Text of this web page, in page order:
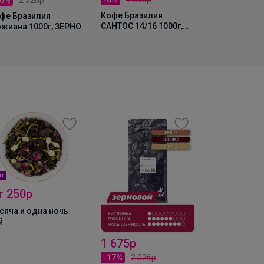
Бразилия
1000г, ЗЕРНО
Кофе Бразилия
САНТОС 14/16 1000г,
250р
и одна ночь
1 675р
-17%
2 026р